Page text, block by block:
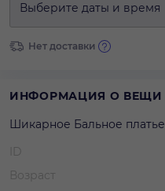
Выберите даты и время
Нет доставки
ИНФОРМАЦИЯ О ВЕЩИ
Шикарное Бальное платье
ID
Возраст